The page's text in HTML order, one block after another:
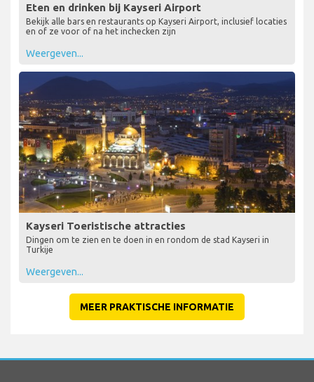
Eten en drinken bij Kayseri Airport
Bekijk alle bars en restaurants op Kayseri Airport, inclusief locaties
en of ze voor of na het inchecken zijn
Weergeven...
Kayseri Toeristische attracties
Dingen om te zien en te doen in en rondom de stad Kayseri in
Turkije
Weergeven...
MEER PRAKTISCHE INFORMATIE